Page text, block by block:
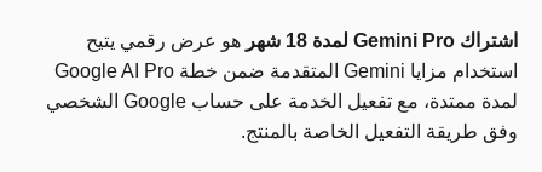
اشتراك Gemini Pro لمدة 18 شهر
هو عرض رقمي يتيح
استخدام مزايا Gemini المتقدمة ضمن خطة Google AI Pro
لمدة ممتدة، مع تفعيل الخدمة على حساب Google الشخصي
وفق طريقة التفعيل الخاصة بالمنتج.